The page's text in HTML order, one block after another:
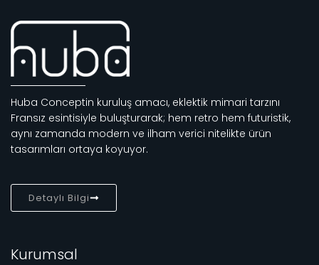
Huba Conceptin kuruluş amacı, eklektik mimari tarzını
Fransız esintisiyle buluşturarak; hem retro hem futuristik,
aynı zamanda modern ve ilham verici nitelikte ürün
tasarımları ortaya koyuyor.
Detaylı Bilgi
Kurumsal